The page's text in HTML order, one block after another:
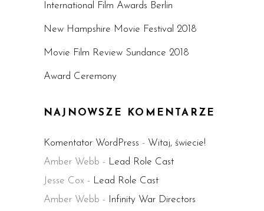
International Film Awards Berlin
New Hampshire Movie Festival 2018
Movie Film Review Sundance 2018
Award Ceremony
NAJNOWSZE KOMENTARZE
Komentator WordPress - Witaj, świecie!
Amber Webb - Lead Role Cast
Jesse Cox - Lead Role Cast
Amber Webb - Infinity War Directors